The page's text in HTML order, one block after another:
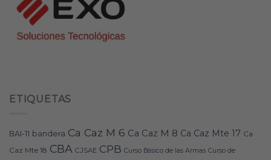
ETIQUETAS
BAI-11 bandera Ca Caz M 6 Ca Caz M 8 Ca Caz Mte 17 Ca
Caz Mte 18 CBA CJSAE CPB Curso Básico de las Armas Curso de